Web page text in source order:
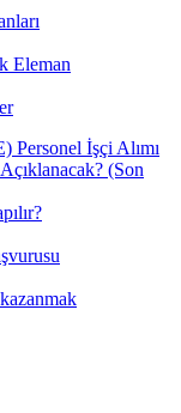
Eleman
İşçi Alımı
(Son